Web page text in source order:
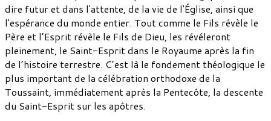
dire futur et dans l'attente, de la vie de l'Église, ainsi que
l'espérance du monde entier. Tout comme le Fils révèle le
Père et l’Esprit révèle le Fils de Dieu, les révéleront
pleinement, le Saint-Esprit dans le Royaume après la fin
de l’histoire terrestre. C’est là le fondement théologique le
plus important de la célébration orthodoxe de la
Toussaint, immédiatement après la Pentecôte, la descente
du Saint-Esprit sur les apôtres.